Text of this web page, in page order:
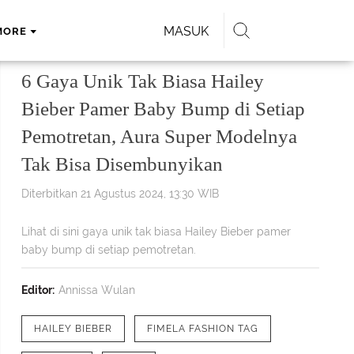
MASUK
6 Gaya Unik Tak Biasa Hailey
Bieber Pamer Baby Bump di Setiap
Pemotretan, Aura Super Modelnya
Tak Bisa Disembunyikan
Diterbitkan 21 Agustus 2024, 13:30 WIB
Lihat di sini gaya unik tak biasa Hailey Bieber pamer
baby bump di setiap pemotretan.
Editor: Annissa Wulan
HAILEY BIEBER FIMELA FASHION TAG